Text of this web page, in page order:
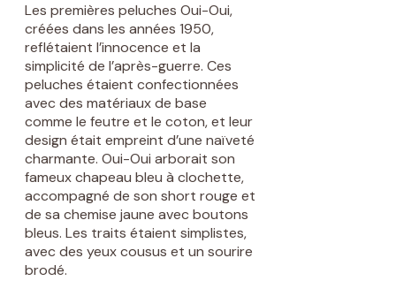
Les premières peluches Oui-Oui,
créées dans les années 1950,
reflétaient l’innocence et la
simplicité de l’après-guerre. Ces
peluches étaient confectionnées
avec des matériaux de base
comme le feutre et le coton, et leur
design était empreint d’une naïveté
charmante. Oui-Oui arborait son
fameux chapeau bleu à clochette,
accompagné de son short rouge et
de sa chemise jaune avec boutons
bleus. Les traits étaient simplistes,
avec des yeux cousus et un sourire
brodé.